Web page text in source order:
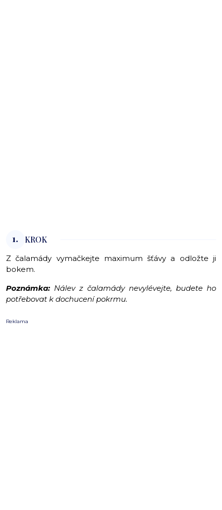
1. KROK
Z čalamády vymačkejte maximum šťávy a odložte ji
bokem.
Poznámka: Nálev z čalamády nevylévejte, budete ho
potřebovat k dochucení pokrmu.
Reklama